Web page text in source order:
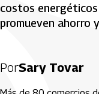
costos energéticos
promueven ahorro
PorSary Tovar